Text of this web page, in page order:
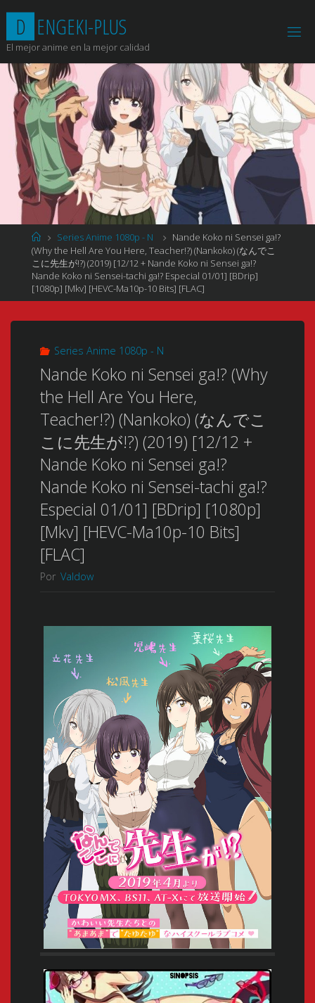
contenido
D ENGEKI-PLUS
El mejor anime en la mejor calidad
Página
de
Inicio
Series Anime 1080p - N
Nande Koko ni Sensei ga!?
(Why the Hell Are You Here, Teacher!?) (Nankoko) (なんでこ
こに先生が!?) (2019) [12/12 + Nande Koko ni Sensei ga!?
Nande Koko ni Sensei-tachi ga!? Especial 01/01] [BDrip]
[1080p] [Mkv] [HEVC-Ma10p-10 Bits] [FLAC]
Series Anime 1080p - N
Nande Koko ni Sensei ga!? (Why
the Hell Are You Here,
Teacher!?) (Nankoko) (なんでこ
こに先生が!?) (2019) [12/12 +
Nande Koko ni Sensei ga!?
Nande Koko ni Sensei-tachi ga!?
Especial 01/01] [BDrip] [1080p]
[Mkv] [HEVC-Ma10p-10 Bits]
[FLAC]
Por Valdow